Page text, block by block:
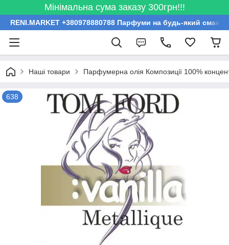
Мінімальна сума заказу 300грн!!!
RENI.MARKET +380978880788 Парфуми на будь-який смак
Наші товари Парфумерна олія Композиції 100%
638